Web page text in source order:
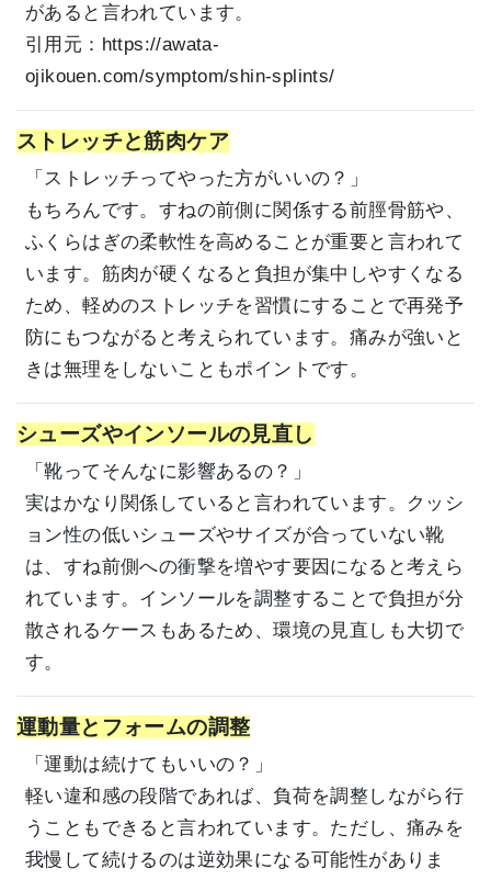
があると言われています。
引用元： https://awata-
ojikouen.com/symptom/shin-splints/
ストレッチと筋肉ケア
「ストレッチってやった方がいいの？」
もちろんです。すねの前側に関係する前脛骨筋や、
ふくらはぎの柔軟性を高めることが重要と言われて
います。筋肉が硬くなると負担が集中しやすくなる
ため、軽めのストレッチを習慣にすることで再発予
防にもつながると考えられています。痛みが強いと
きは無理をしないこともポイントです。
シューズやインソールの見直し
「靴ってそんなに影響あるの？」
実はかなり関係していると言われています。クッシ
ョン性の低いシューズやサイズが合っていない靴
は、すね前側への衝撃を増やす要因になると考えら
れています。インソールを調整することで負担が分
散されるケースもあるため、環境の見直しも大切で
す。
運動量とフォームの調整
「運動は続けてもいいの？」
軽い違和感の段階であれば、負荷を調整しながら行
うこともできると言われています。ただし、痛みを
我慢して続けるのは逆効果になる可能性がありま